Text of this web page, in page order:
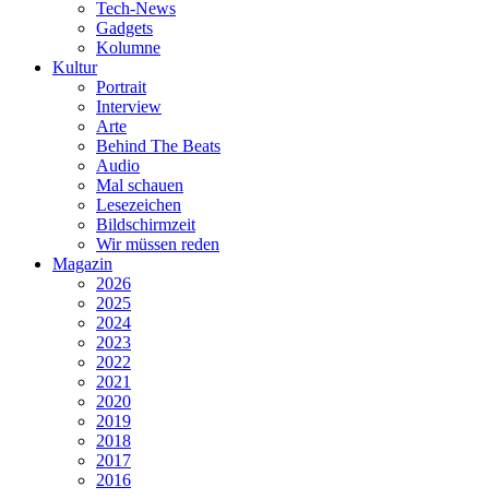
Tech-News
Gadgets
Kolumne
Kultur
Portrait
Interview
Arte
Behind The Beats
Audio
Mal schauen
Lesezeichen
Bildschirmzeit
Wir müssen reden
Magazin
2026
2025
2024
2023
2022
2021
2020
2019
2018
2017
2016